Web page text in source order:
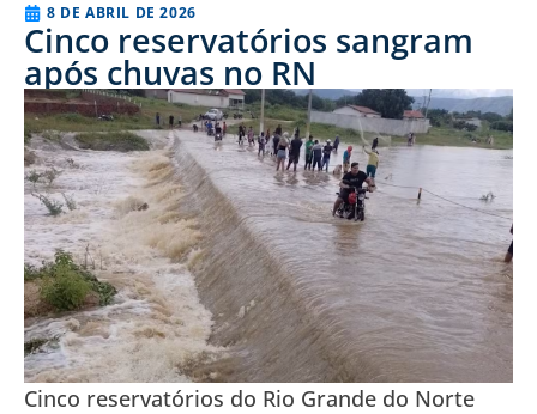
8 DE ABRIL DE 2026
Cinco reservatórios sangram
após chuvas no RN
Cinco reservatórios do Rio Grande do Norte